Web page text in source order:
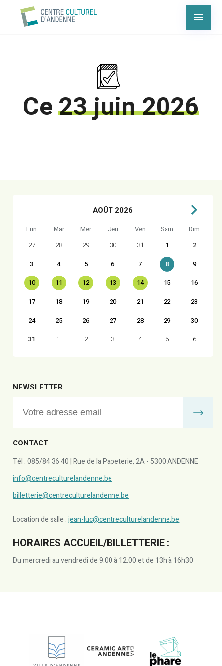
Ce23 juin 2026
AOÛT 2026
Lun Mar Mer Jeu Ven Sam
Dim
27
28 29 30 31 1
2
3
4 5 6 7 8
9
10
11 12 13 14 15
16
17
18 19 20 21 22
23
24
25 26 27 28 29
30
31
1 2 3 4 5 6
NEWSLETTER
CONTACT
Tél : 085/84 36 40 | Rue de la Papeterie, 2A - 5300 ANDENNE
info@centreculturelandenne.be
billetterie@centreculturelandenne.be
Location de salle :jean-luc@centreculturelandenne.be
HORAIRES ACCUEIL/BILLETTERIE :
Du mercredi au vendredi de 9:00 à 12:00 et de 13h à 16h30